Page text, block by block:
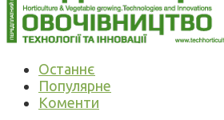
Останнє
Популярне
Коменти